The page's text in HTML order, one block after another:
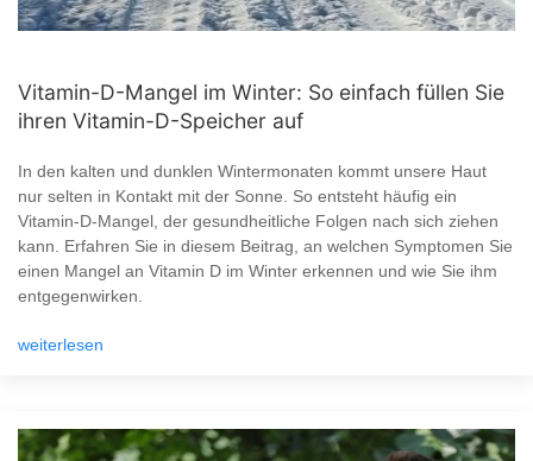
Vitamin-D-Mangel im Winter: So einfach füllen Sie
ihren Vitamin-D-Speicher auf
In den kalten und dunklen Wintermonaten kommt unsere Haut
nur selten in Kontakt mit der Sonne. So entsteht häufig ein
Vitamin-D-Mangel, der gesundheitliche Folgen nach sich ziehen
kann. Erfahren Sie in diesem Beitrag, an welchen Symptomen Sie
einen Mangel an Vitamin D im Winter erkennen und wie Sie ihm
entgegenwirken.
weiterlesen